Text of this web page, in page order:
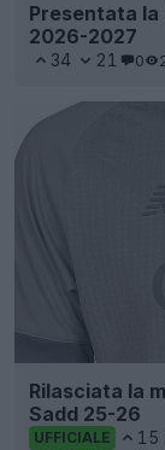
Presentata la
2026-2027
34 21 0
Rilasciata la
Sadd 25-26
UFFICIALE 15